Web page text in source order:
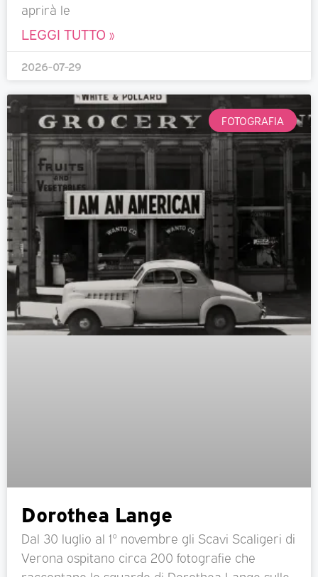
aprirà le
LEGGI TUTTO »
2026-07-29
FOTOGRAFIA
Dorothea Lange
Dal 30 luglio al 1° novembre gli Scavi Scaligeri di
Verona ospitano circa 200 fotografie che